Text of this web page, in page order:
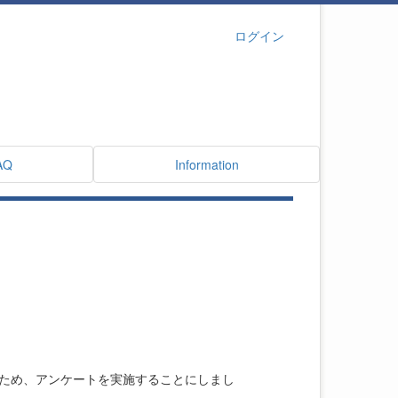
ログイン
Information
め、アンケートを実施することにしまし